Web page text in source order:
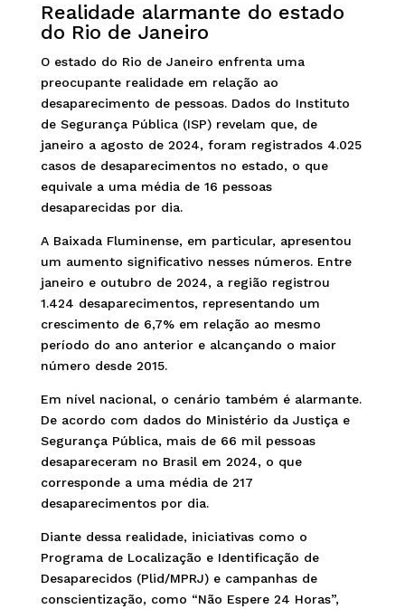
Realidade alarmante do estado
do Rio de Janeiro
O estado do Rio de Janeiro enfrenta uma
preocupante realidade em relação ao
desaparecimento de pessoas. Dados do Instituto
de Segurança Pública (ISP) revelam que, de
janeiro a agosto de 2024, foram registrados 4.025
casos de desaparecimentos no estado, o que
equivale a uma média de 16 pessoas
desaparecidas por dia.
A Baixada Fluminense, em particular, apresentou
um aumento significativo nesses números. Entre
janeiro e outubro de 2024, a região registrou
1.424 desaparecimentos, representando um
crescimento de 6,7% em relação ao mesmo
período do ano anterior e alcançando o maior
número desde 2015.
Em nível nacional, o cenário também é alarmante.
De acordo com dados do Ministério da Justiça e
Segurança Pública, mais de 66 mil pessoas
desapareceram no Brasil em 2024, o que
corresponde a uma média de 217
desaparecimentos por dia.
Diante dessa realidade, iniciativas como o
Programa de Localização e Identificação de
Desaparecidos (Plid/MPRJ) e campanhas de
conscientização, como “Não Espere 24 Horas”,